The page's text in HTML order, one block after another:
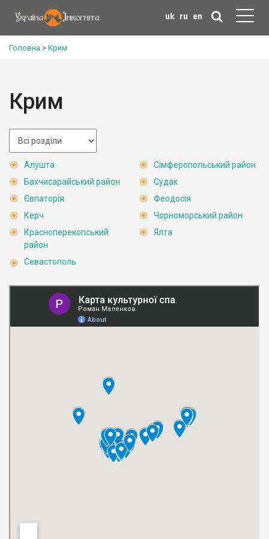
uk ru en
Головна > Крим
Крим
Алушта
Бахчисарайський район
Євпаторія
Керч
Красноперекопський
район
Севастополь
Сімферопольський район
Судак
Феодосія
Чорноморський район
Ялта